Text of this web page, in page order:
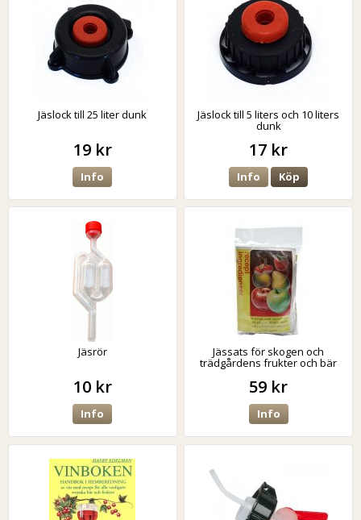
Jäslock till 25 liter dunk
19 kr
Info
Jäslock till 5 liters och 10 liters
dunk
17 kr
Info Köp
Jäsrör
10 kr
Info
Jässats för skogen och
trädgårdens frukter och bär
59 kr
Info